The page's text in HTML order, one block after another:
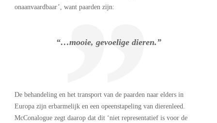
onaanvaardbaar’, want paarden zijn:
“…mooie, gevoelige dieren.”
De behandeling en het transport van de paarden naar elders in
Europa zijn erbarmelijk en een opeenstapeling van dierenleed.
McConalogue zegt daarop dat dit ‘niet representatief is voor de